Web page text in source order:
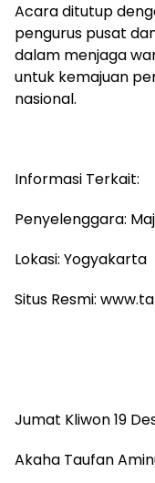
Acara ditutup
pengurus pusat
dalam menjaga
untuk kemajuan
nasional.
Informasi Terkait:
Penyelenggara:
Lokasi: Yogyakarta
Situs Resmi:
Jumat Kliwon 19
Akaha Taufan